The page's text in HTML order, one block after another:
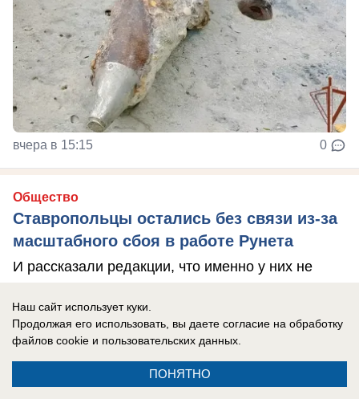
вчера в 15:15 0
Общество
Ставропольцы остались без связи из-за
масштабного сбоя в работе Рунета
И рассказали редакции, что именно у них не
Наш сайт использует куки.
Продолжая его использовать, вы даете согласие на обработку
файлов cookie и пользовательских данных.
ПОНЯТНО